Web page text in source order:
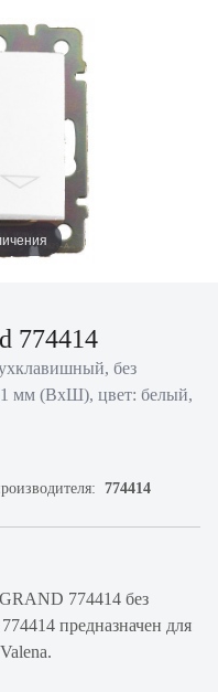
774414
без
мм (ВхШ), цвет: белый,
774414
774414 без
предназначен для